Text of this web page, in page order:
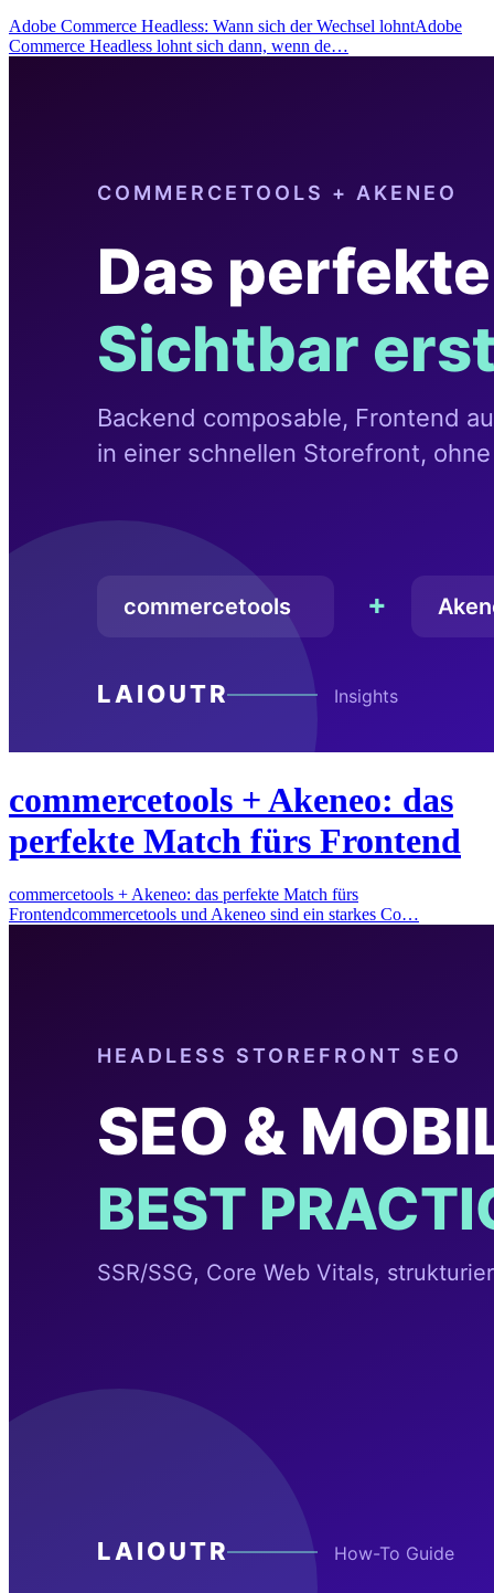
Adobe Commerce Headless: Wann sich der Wechsel lohntAdobe
Commerce Headless lohnt sich dann, wenn de…
commercetools + Akeneo: das
perfekte Match fürs Frontend
commercetools + Akeneo: das perfekte Match fürs
Frontendcommercetools und Akeneo sind ein starkes Co…